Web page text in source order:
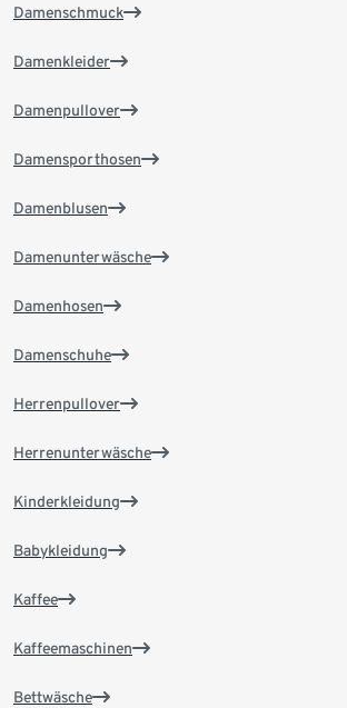
Damenschmuck
Damenkleider
Damenpullover
Damensporthosen
Damenblusen
Damenunterwäsche
Damenhosen
Damenschuhe
Herrenpullover
Herrenunterwäsche
Kinderkleidung
Babykleidung
Kaffee
Kaffeemaschinen
Bettwäsche